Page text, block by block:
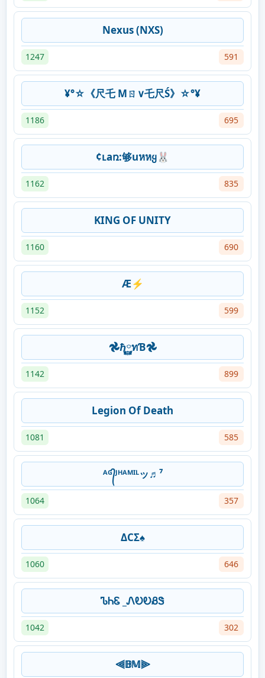
Nexus (NXS)
1247 591
¥°☆《尺乇 Mㄖ∨乇尺Ś》☆°¥
1186 695
¢ʟaռ:够uหหყ🐰
1162 835
KING OF UNITY
1160 690
Æ⚡
1152 599
𖣘ℏ࿆ทƁ𖣘
1142 899
Legion Of Death
1081 585
ᴬᴳ᭄ᴶᴴᴬᴹᴵᴸッ♬⁷
1064 357
ΔCΣ♠
1060 646
ᏖᏂᏋ _ᏁᎧᎧᏰᏕ
1042 302
⫷𝔹𝕄⫸